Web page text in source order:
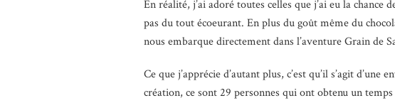
En réalité, j’ai adoré toutes celles que j’ai eu la
pas du tout écoeurant. En plus du goût même du
nous embarque directement dans l’aventure Grain de
Ce que j’apprécie d’autant plus, c’est qu’il s’agit
création, ce sont 29 personnes qui ont obtenu un